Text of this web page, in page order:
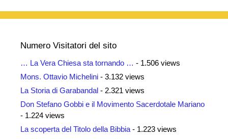
Numero Visitatori del sito
… La Vera Chiesa sta tornando … - 1.506 views
Mons. Ottavio Michelini - 3.132 views
La Storia di Garabandal - 2.321 views
Don Stefano Gobbi e il Movimento Sacerdotale Mariano
- 1.224 views
La scoperta del Titolo della Bibbia - 1.223 views